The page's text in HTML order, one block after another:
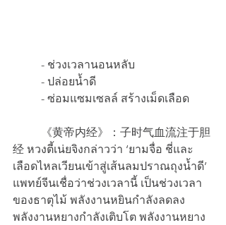
  	- ช่วงเวลานอนหลับ
  	- ปล่อยน้ำดี
  	- ซ่อมแซมเซลล์ สร้างเม็ดเลือด
经 หวงตี้เน่ยจิงกล่าวว่า ‘ยามจื่อ ชี่และ
เลือดไหลเวียนเข้าสู่เส้นลมปราณถุงน้ำดี’
แพทย์จีนเชื่อว่าช่วงเวลานี้ เป็นช่วงเวลา
ของธาตุไม้ พลังงานหยินกำลังลดลง
พลังงานหยางกำลังเติบโต พลังงานหยาง